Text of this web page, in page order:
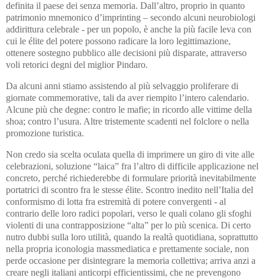
definita il paese dei senza memoria. Dall’altro, proprio in quanto
patrimonio mnemonico d’imprinting – secondo alcuni neurobiologi
addirittura celebrale - per un popolo, è anche la più facile leva con
cui le élite del potere possono radicare la loro legittimazione,
ottenere sostegno pubblico alle decisioni più disparate, attraverso
voli retorici degni del miglior Pindaro.
Da alcuni anni stiamo assistendo al più selvaggio proliferare di
giornate commemorative, tali da aver riempito l’intero calendario.
Alcune più che degne: contro le mafie; in ricordo alle vittime della
shoa; contro l’usura. Altre tristemente scadenti nel folclore o nella
promozione turistica.
Non credo sia scelta oculata quella di imprimere un giro di vite alle
celebrazioni, soluzione “laica” fra l’altro di difficile applicazione nel
concreto, perché richiederebbe di formulare priorità inevitabilmente
portatrici di scontro fra le stesse élite. Scontro inedito nell’Italia del
conformismo di lotta fra estremità di potere convergenti - al
contrario delle loro radici popolari, verso le quali colano gli sfoghi
violenti di una contrapposizione “alta” per lo più scenica. Di certo
nutro dubbi sulla loro utilità, quando la realtà quotidiana, soprattutto
nella propria iconologia massmediatica e prettamente sociale, non
perde occasione per disintegrare la memoria collettiva; arriva anzi a
creare negli italiani anticorpi efficientissimi, che ne prevengono